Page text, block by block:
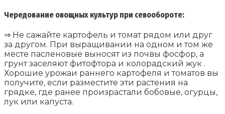
Чередование овощных культур при севообороте:
⇒ Не сажайте картофель и томат рядом или друг
за другом. При выращивании на одном и том же
месте пасленовые выносят из почвы фосфор, а
грунт заселяют фитофтора и колорадский жук .
Хорошие урожаи раннего картофеля и томатов вы
получите, если разместите эти растения на
грядке, где ранее произрастали бобовые, огурцы,
лук или капуста.